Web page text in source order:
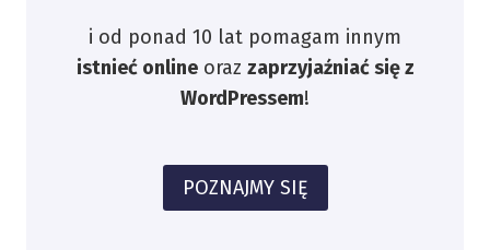
i od ponad 10 lat pomagam innym
istnieć onlineoraz zaprzyjaźniać się z
WordPressem!
POZNAJMY SIĘ